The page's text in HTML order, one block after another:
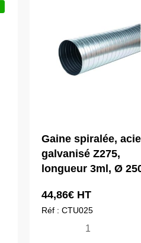
Gaine spiralée,
galvanisé Z275,
longueur 3ml, Ø
44,86€HT
Réf : CTU025
quantité